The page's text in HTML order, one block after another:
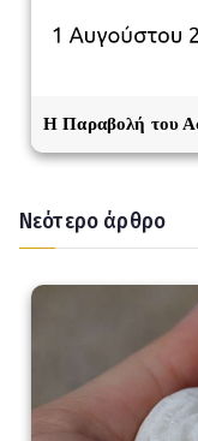
Η Παραβολή του
Νεότερο άρθρο